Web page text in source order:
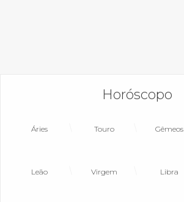
Horóscopo
Áries Touro Gêmeos
Leão Virgem Libra